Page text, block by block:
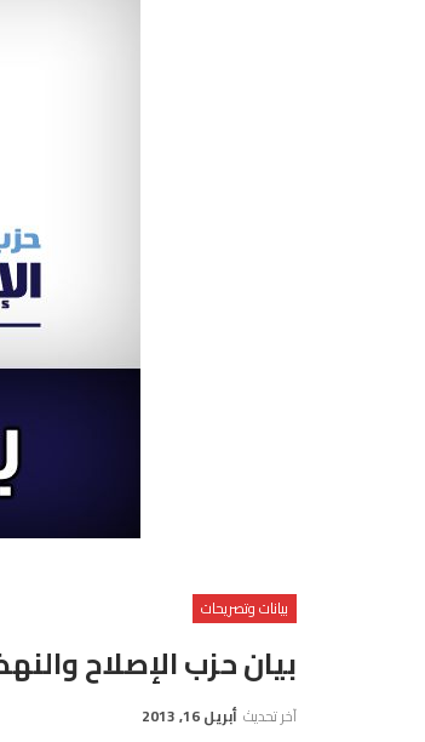
بيانات وتصريحات
بيان حزب الإصلاح والنهضة
آخر تحديث أبريل 16, 2013